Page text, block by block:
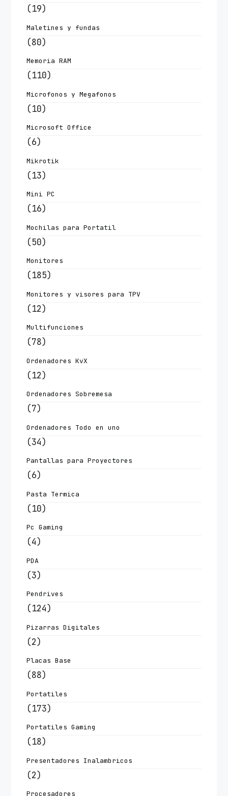
(19)
Maletines y fundas
(80)
Memoria RAM
(110)
Microfonos y Megafonos
(10)
Microsoft Office
(6)
Mikrotik
(13)
Mini PC
(16)
Mochilas para Portatil
(50)
Monitores
(185)
Monitores y visores para TPV
(12)
Multifunciones
(78)
Ordenadores KvX
(12)
Ordenadores Sobremesa
(7)
Ordenadores Todo en uno
(34)
Pantallas para Proyectores
(6)
Pasta Termica
(10)
Pc Gaming
(4)
PDA
(3)
Pendrives
(124)
Pizarras Digitales
(2)
Placas Base
(88)
Portatiles
(173)
Portatiles Gaming
(18)
Presentadores Inalambricos
(2)
Procesadores